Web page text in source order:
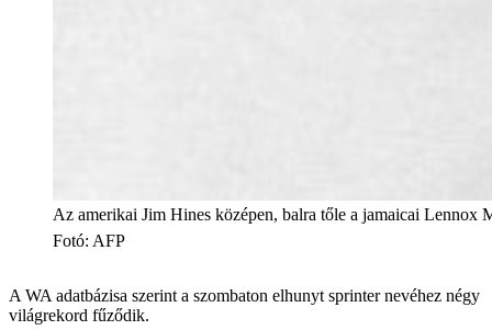
Az amerikai Jim Hines középen, balra tőle a jamaicai Lennox
Fotó: AFP
A WA adatbázisa szerint a szombaton elhunyt sprinter nevéhez négy
világrekord fűződik.